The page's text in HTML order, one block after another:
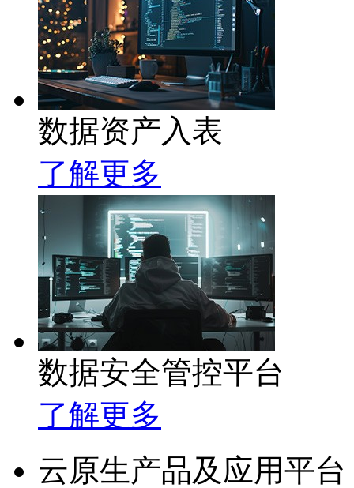
数据资产入表
了解更多
数据安全管控平台
了解更多
云原生产品及应用平台